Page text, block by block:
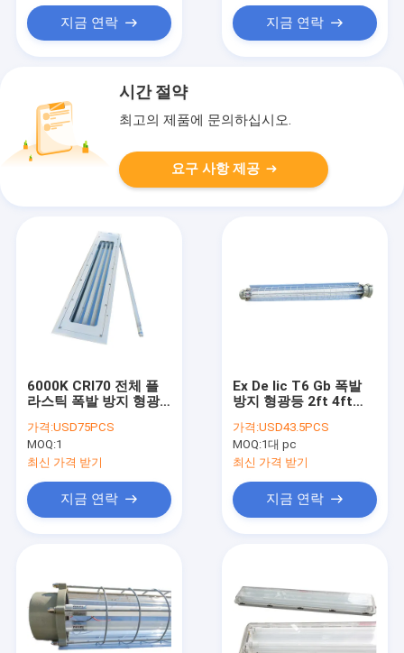
지금 연락 지금 연락
시간 절약
최고의 제품에 문의하십시오.
요구 사항 제공
6000K CRI70 전체 플
라스틱 폭발 방지 형광
가격:USD75PCS
MOQ:1
최신 가격 받기
지금 연락
Ex De Iic T6 Gb 폭발
방지 형광등 2ft 4ft
도했습니다
가격:USD43.5PCS
MOQ:1대 pc
최신 가격 받기
지금 연락